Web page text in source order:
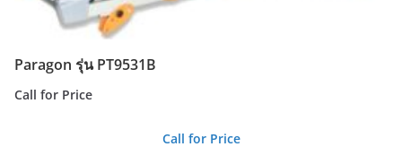
Paragon รุ่น PT9531B
Call for Price
Call for Price